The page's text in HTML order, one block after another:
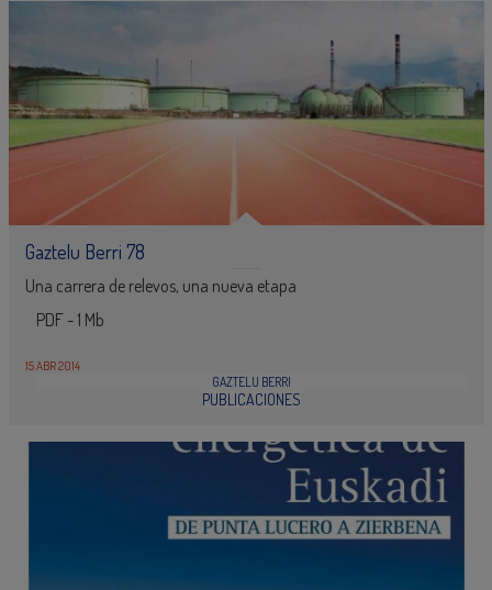
Gaztelu Berri 78
Una carrera de relevos, una nueva etapa
PDF - 1 Mb
15 ABR 2014
GAZTELU BERRI
PUBLICACIONES